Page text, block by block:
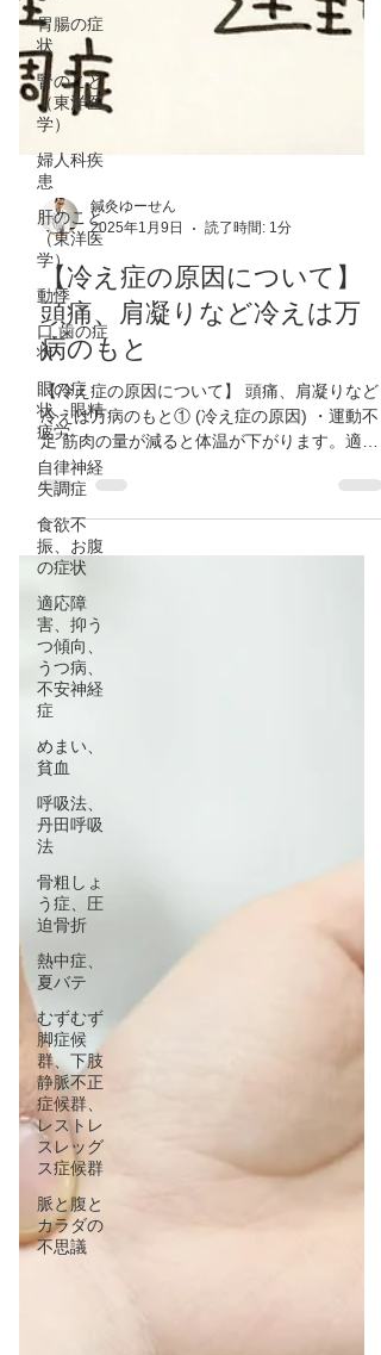
胃腸の症
状
腎のこと
（東洋医
学）
婦人科疾
患
肝のこと
（東洋医
学）
動悸
口,歯の症
状
眼の症
状、眼精
疲労
自律神経
失調症
食欲不
振、お腹
の症状
適応障
害、抑う
つ傾向、
うつ病、
不安神経
症
めまい、
貧血
呼吸法、
丹田呼吸
法
骨粗しょ
う症、圧
迫骨折
熱中症、
夏バテ
むずむず
脚症候
群、下肢
静脈不正
症候群、
レストレ
スレッグ
ス症候群
脈と腹と
カラダの
不思議
鍼灸ゆーせん
2025年1月9日
読了時間: 1分
【冷え症の原因について】
頭痛、肩凝りなど冷えは万
病のもと
【冷え症の原因について】 頭痛、肩凝りなど
冷えは万病のもと① (冷え症の原因) ・運動不
足 筋肉の量が減ると体温が下がります。適度
な運動習慣を心掛けましょう。 ・過度なダイ
エット 脂質、筋肉の量が減ると体温が下がり
ます。また血流も滞り美容にも良くないで
す。...